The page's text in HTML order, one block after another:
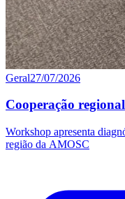
Geral27/07/2026
Cooperação regional
Workshop apresenta
região da AMOSC